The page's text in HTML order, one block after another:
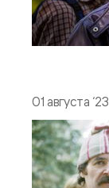
01 августа ‘23